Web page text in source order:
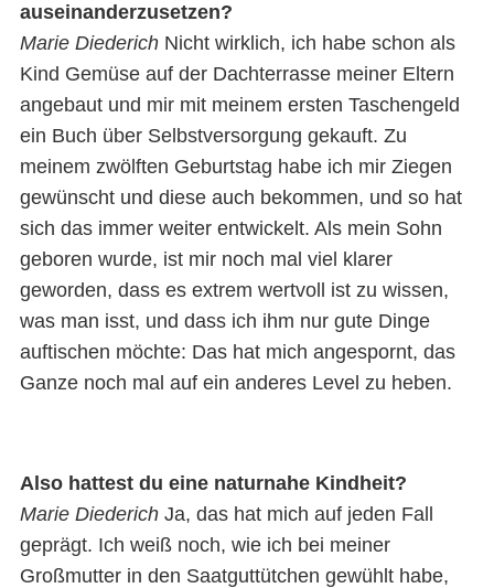
auseinanderzusetzen?
Marie Diederich Nicht wirklich, ich habe schon als
Kind Gemüse auf der Dachterrasse meiner Eltern
angebaut und mir mit meinem ersten Taschengeld
ein Buch über Selbstversorgung gekauft. Zu
meinem zwölften Geburtstag habe ich mir Ziegen
gewünscht und diese auch bekommen, und so hat
sich das immer weiter entwickelt. Als mein Sohn
geboren wurde, ist mir noch mal viel klarer
geworden, dass es extrem wertvoll ist zu wissen,
was man isst, und dass ich ihm nur gute Dinge
auftischen möchte: Das hat mich angespornt, das
Ganze noch mal auf ein anderes Level zu heben.
Also hattest du eine naturnahe Kindheit?
Marie Diederich Ja, das hat mich auf jeden Fall
geprägt. Ich weiß noch, wie ich bei meiner
Großmutter in den Saatguttütchen gewühlt habe,